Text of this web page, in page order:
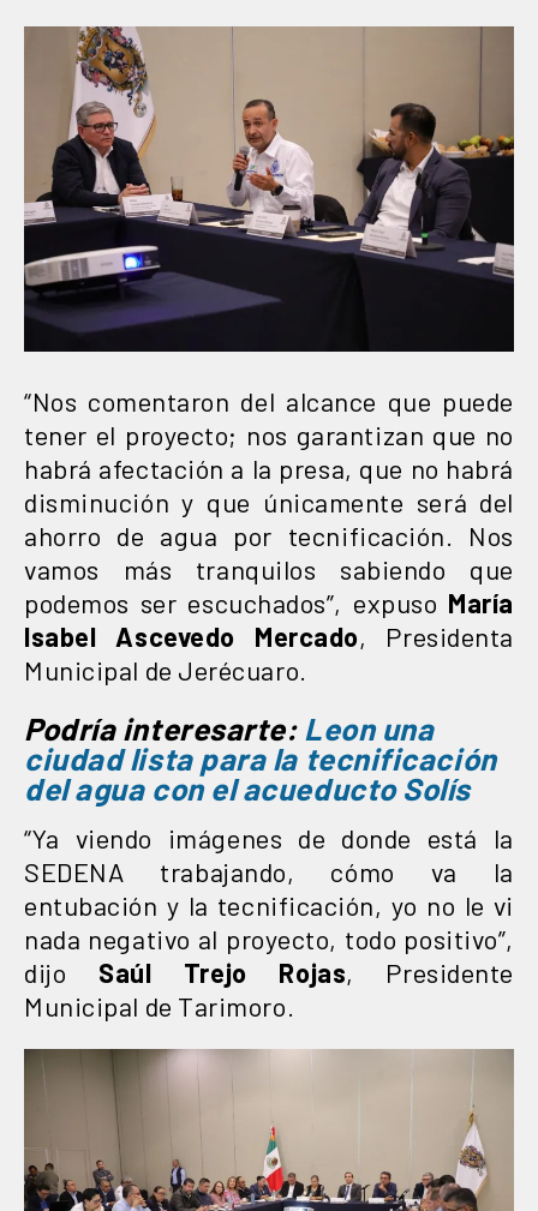
“Nos comentaron del alcance que puede
tener el proyecto; nos garantizan que no
habrá afectación a la presa, que no habrá
disminución y que únicamente será del
ahorro de agua por tecnificación. Nos
vamos más tranquilos sabiendo que
podemos ser escuchados”, expuso María
Isabel Ascevedo Mercado, Presidenta
Municipal de Jerécuaro.
Podría interesarte: Leon una
ciudad lista para la tecnificación
del agua con el acueducto Solís
“Ya viendo imágenes de donde está la
SEDENA trabajando, cómo va la
entubación y la tecnificación, yo no le vi
nada negativo al proyecto, todo positivo”,
dijo Saúl Trejo Rojas, Presidente
Municipal de Tarimoro.